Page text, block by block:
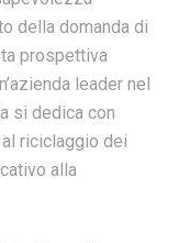
della domanda di
prospettiva
leader nel
si dedica con
riciclaggio dei
alla